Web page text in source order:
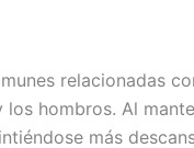
relacionadas
hombros. Al
más